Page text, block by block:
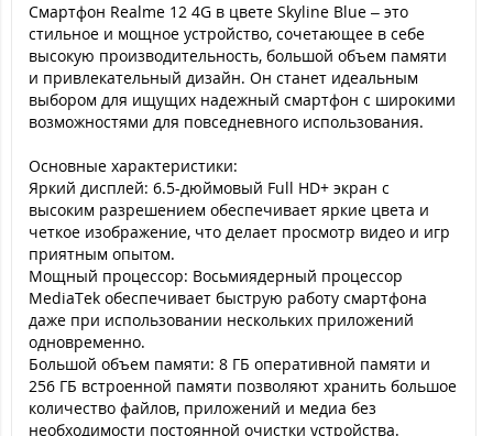
Смартфон Realme 12 4G в цвете Skyline Blue – это
стильное и мощное устройство, сочетающее в себе
высокую производительность, большой объем памяти
и привлекательный дизайн. Он станет идеальным
выбором для ищущих надежный смартфон с широкими
возможностями для повседневного использования.
Основные характеристики:
Яркий дисплей: 6.5-дюймовый Full HD+ экран с
высоким разрешением обеспечивает яркие цвета и
четкое изображение, что делает просмотр видео и игр
приятным опытом.
Мощный процессор: Восьмиядерный процессор
MediaTek обеспечивает быструю работу смартфона
даже при использовании нескольких приложений
одновременно.
Большой объем памяти: 8 ГБ оперативной памяти и
256 ГБ встроенной памяти позволяют хранить большое
количество файлов, приложений и медиа без
необходимости постоянной очистки устройства.